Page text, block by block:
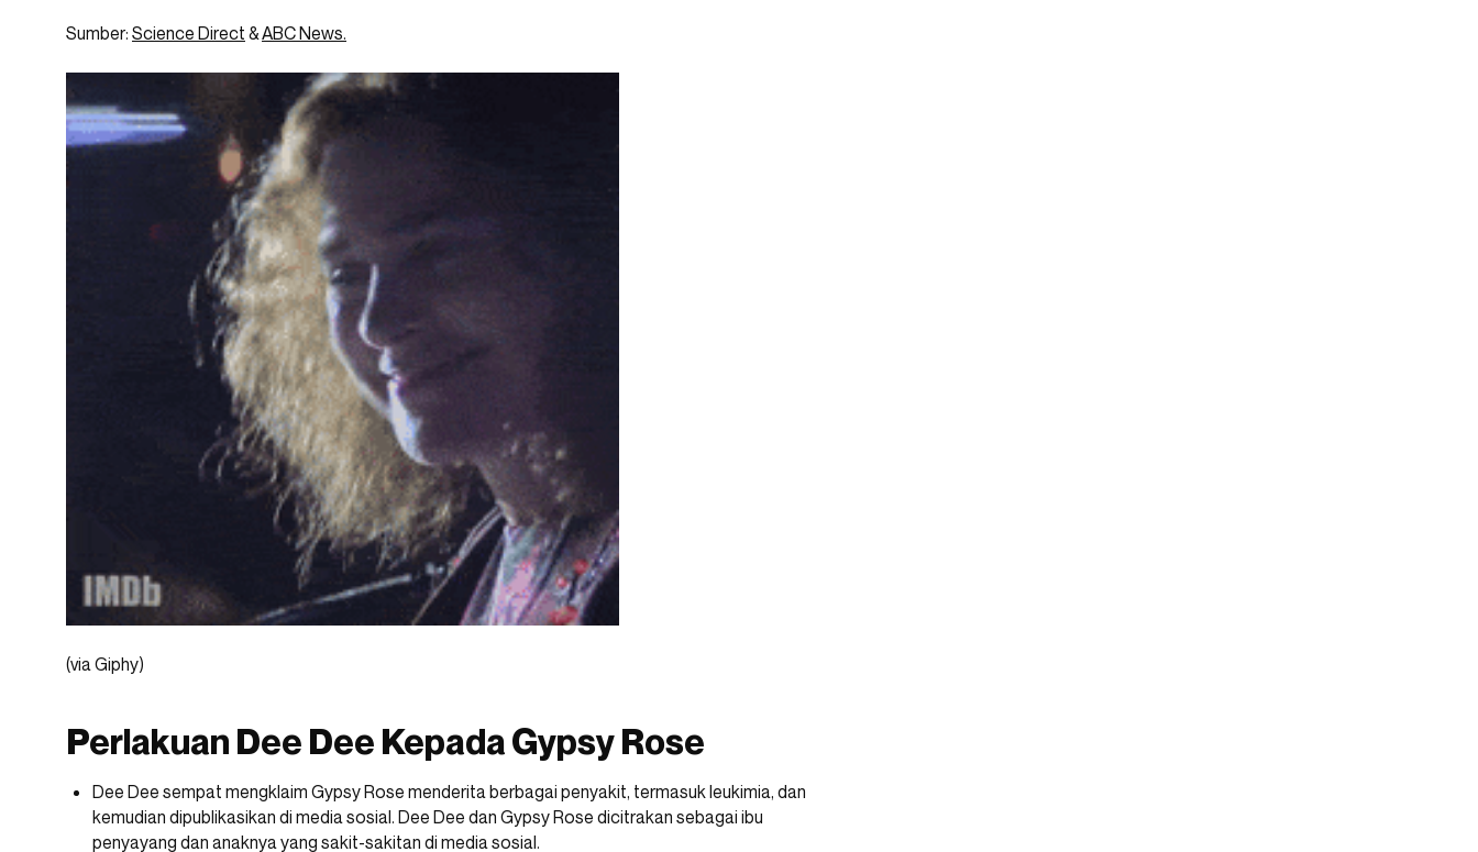
Sumber: Science Direct &ABC News.
(via Giphy)
Perlakuan Dee Dee Kepada Gypsy Rose
Dee Dee sempat mengklaim Gypsy Rose menderita berbagai penyakit, termasuk leukimia, dan
kemudian dipublikasikan di media sosial. Dee Dee dan Gypsy Rose dicitrakan sebagai ibu
penyayang dan anaknya yang sakit-sakitan di media sosial.